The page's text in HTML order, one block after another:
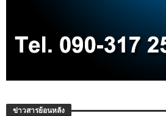
ข่าวสารย้อนหลัง